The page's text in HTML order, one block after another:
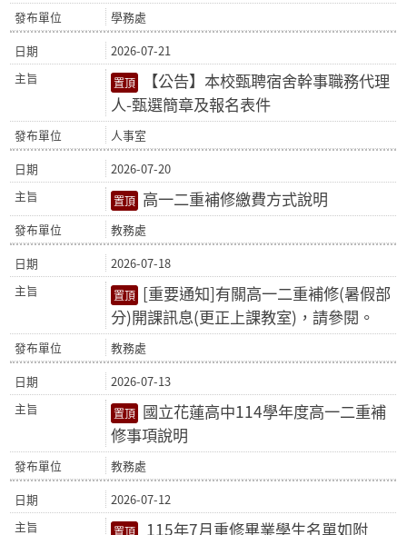
學務處
2026-07-21
【公告】本校甄聘宿舍幹事職務代理
人-甄選簡章及報名表件
人事室
2026-07-20
高一二重補修繳費方式說明
教務處
2026-07-18
[重要通知]有關高一二重補修(暑假部
分)開課訊息(更正上課教室)，請參閱。
教務處
2026-07-13
國立花蓮高中114學年度高一二重補
修事項說明
教務處
2026-07-12
115年7月重修畢業學生名單如附